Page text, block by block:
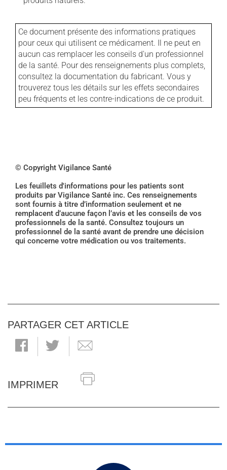
Ce document présente des informations pratiques
pour ceux qui utilisent ce médicament. Il ne peut en
aucun cas remplacer les conseils d'un professionnel
de la santé. Pour des renseignements plus complets,
consultez la documentation du fabricant. Vous y
trouverez tous les détails sur les effets secondaires
peu fréquents et les contre-indications de ce produit.
© Copyright Vigilance Santé
Les feuillets d'informations pour les patients sont
produits par Vigilance Santé inc. Ces renseignements
sont fournis à titre d’information seulement et ne
remplacent d’aucune façon l’avis et les conseils de vos
professionnels de la santé. Consultez toujours un
professionnel de la santé avant de prendre une décision
qui concerne votre médication ou vos traitements.
PARTAGER CET ARTICLE
IMPRIMER